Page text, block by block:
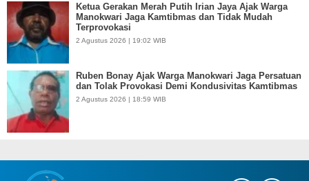
Ketua Gerakan Merah Putih Irian Jaya Ajak Warga
Manokwari Jaga Kamtibmas dan Tidak Mudah
Terprovokasi
2 Agustus 2026 | 19:02 WIB
Ruben Bonay Ajak Warga Manokwari Jaga Persatuan
dan Tolak Provokasi Demi Kondusivitas Kamtibmas
2 Agustus 2026 | 18:59 WIB